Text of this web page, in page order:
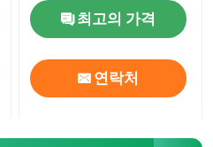
최고의 가격
연락처